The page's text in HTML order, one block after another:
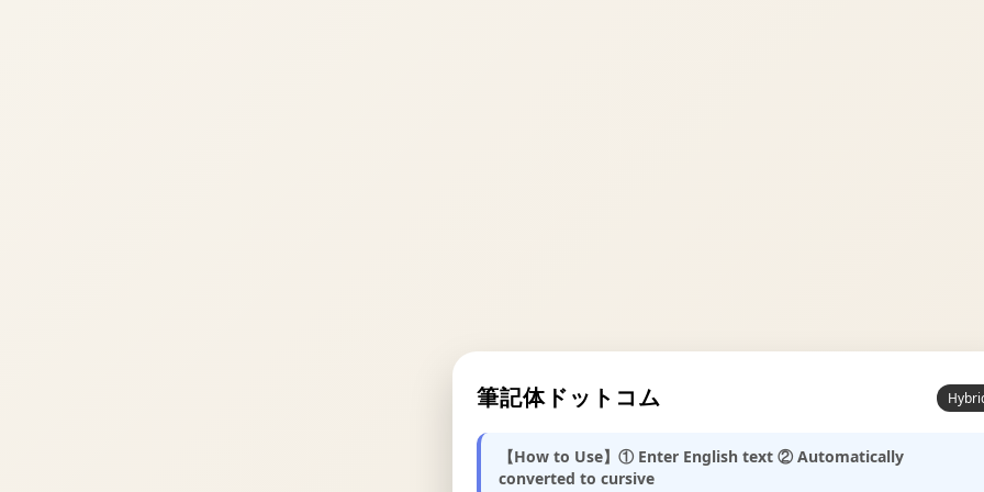
筆記体ドットコム
【How to Use】① Enter English text ② Automatically
converted to cursive